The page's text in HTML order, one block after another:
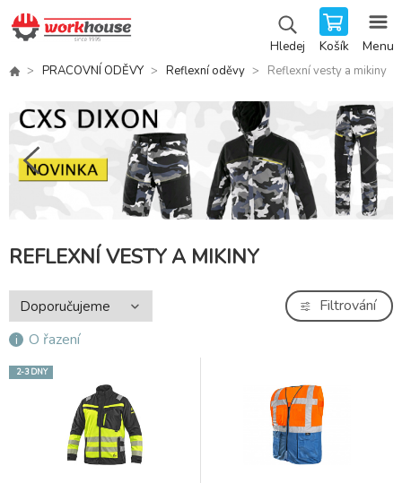
Hledej Košík Menu
PRACOVNÍ ODĚVY Reflexní oděvy Reflexní vesty a mikiny
REFLEXNÍ VESTY A MIKINY
O řazení
Filtrování
2-3 DNY